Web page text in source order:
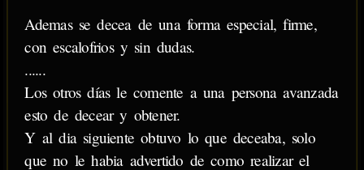
Ademas se decea de una forma especial, firme,
con escalofrios y sin dudas.
......
Los otros días le comente a una persona avanzada
esto de decear y obtener.
Y al dia siguiente obtuvo lo que deceaba, solo
que no le habia advertido de como realizar el